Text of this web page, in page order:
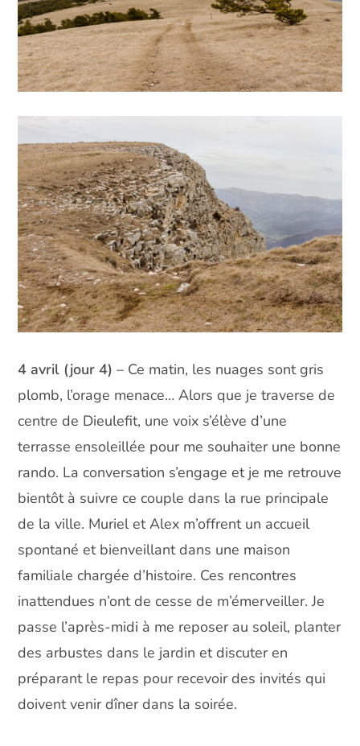
4 avril (jour 4) – Ce matin, les nuages sont gris
plomb, l’orage menace… Alors que je traverse de
centre de Dieulefit, une voix s’élève d’une
terrasse ensoleillée pour me souhaiter une bonne
rando. La conversation s’engage et je me retrouve
bientôt à suivre ce couple dans la rue principale
de la ville. Muriel et Alex m’offrent un accueil
spontané et bienveillant dans une maison
familiale chargée d’histoire. Ces rencontres
inattendues n’ont de cesse de m’émerveiller. Je
passe l’après-midi à me reposer au soleil, planter
des arbustes dans le jardin et discuter en
préparant le repas pour recevoir des invités qui
doivent venir dîner dans la soirée.